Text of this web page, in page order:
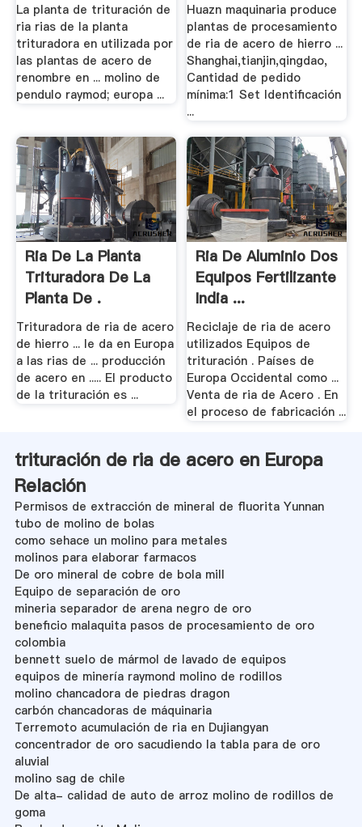
La planta de trituración de
ria rias de la planta
trituradora en utilizada por
las plantas de acero de
renombre en ... molino de
pendulo raymod; europa ...
Huazn maquinaria produce
plantas de procesamiento
de ria de acero de hierro ...
Shanghai,tianjin,qingdao,
Cantidad de pedido
mínima:1 Set Identificación
...
Ria De La Planta
Trituradora De La
Planta De .
Trituradora de ria de acero
de hierro ... le da en Europa
a las rias de ... producción
de acero en ..... El producto
de la trituración es ...
Ria De Aluminio Dos
Equipos Fertilizante
India ...
Reciclaje de ria de acero
utilizados Equipos de
trituración . Países de
Europa Occidental como ...
Venta de ria de Acero . En
el proceso de fabricación ...
trituración de ria de acero en Europa
Relación
Permisos de extracción de mineral de fluorita Yunnan
tubo de molino de bolas
como sehace un molino para metales
molinos para elaborar farmacos
De oro mineral de cobre de bola mill
Equipo de separación de oro
mineria separador de arena negro de oro
beneficio malaquita pasos de procesamiento de oro
colombia
bennett suelo de mármol de lavado de equipos
equipos de minería raymond molino de rodillos
molino chancadora de piedras dragon
carbón chancadoras de máquinaria
Terremoto acumulación de ria en Dujiangyan
concentrador de oro sacudiendo la tabla para de oro
aluvial
molino sag de chile
De alta- calidad de auto de arroz molino de rodillos de
goma